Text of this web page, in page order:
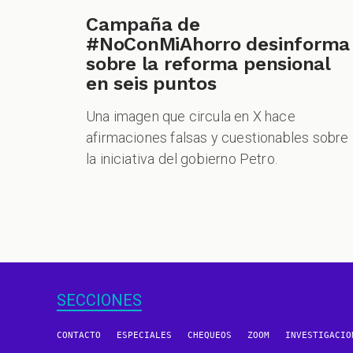
Campaña de
#NoConMiAhorro desinforma
sobre la reforma pensional
en seis puntos
Una imagen que circula en X hace
afirmaciones falsas y cuestionables sobre
la iniciativa del gobierno Petro.
SECCIONES
CONTACTO ESPECIALES CHEQUEOS ZOOM